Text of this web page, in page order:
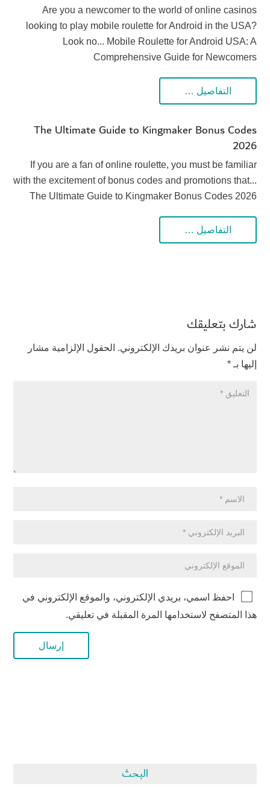
Are you a newcomer to the world of online casinos
looking to play mobile roulette for Android in the USA?
Look no... Mobile Roulette for Android USA: A
Comprehensive Guide for Newcomers
التفاصيل …
The Ultimate Guide to Kingmaker Bonus Codes
2026
If you are a fan of online roulette, you must be familiar
with the excitement of bonus codes and promotions that...
The Ultimate Guide to Kingmaker Bonus Codes 2026
التفاصيل …
شارك بتعليقك
لن يتم نشر عنوان بريدك الإلكتروني. الحقول الإلزامية مشار
إليها بـ *
احفظ اسمي، بريدي الإلكتروني، والموقع الإلكتروني في
هذا المتصفح لاستخدامها المرة المقبلة في تعليقي.
البحث